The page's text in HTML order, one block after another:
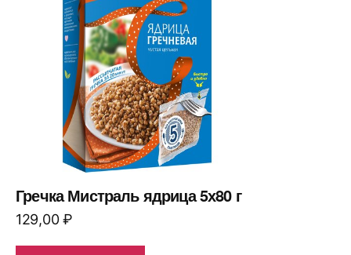
Гречка Мистраль ядрица 5х80 г
129,00₽